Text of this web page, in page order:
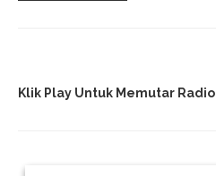
Klik Play Untuk Memutar Radio